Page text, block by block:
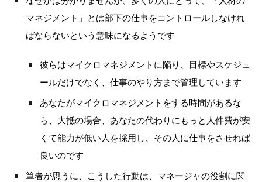
マネジメント」とは部下の仕事をコントロールしなけれ
ばならないという意味になるようです
彼らはマイクロマネジメントに陥り、目標やスケジュ
ールだけでなく、仕事のやり方まで管理しています
あなたがマイクロマネジメントをする時間があるな
ら、大抵の場合、あなたの代わりにもっと人件費が安
くて能力が低い人を採用し、その人に仕事をさせれば
良いのです
筆者が思うに、こうした行動は、マネージャの役割に関